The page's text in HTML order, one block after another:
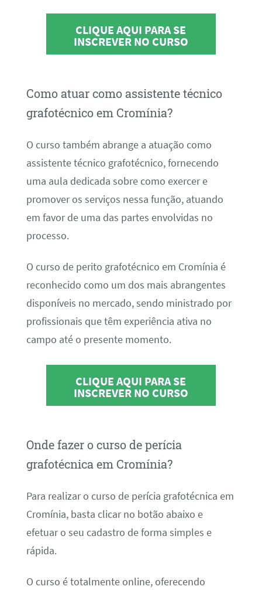
CLIQUE AQUI PARA SE
INSCREVER NO CURSO
Como atuar como assistente técnico
grafotécnico em Cromínia?
O curso também abrange a atuação como
assistente técnico grafotécnico, fornecendo
uma aula dedicada sobre como exercer e
promover os serviços nessa função, atuando
em favor de uma das partes envolvidas no
processo.
O curso de perito grafotécnico em Cromínia é
reconhecido como um dos mais abrangentes
disponíveis no mercado, sendo ministrado por
profissionais que têm experiência ativa no
campo até o presente momento.
CLIQUE AQUI PARA SE
INSCREVER NO CURSO
Onde fazer o curso de perícia
grafotécnica em Cromínia?
Para realizar o curso de perícia grafotécnica em
Cromínia, basta clicar no botão abaixo e
efetuar o seu cadastro de forma simples e
rápida.
O curso é totalmente online, oferecendo